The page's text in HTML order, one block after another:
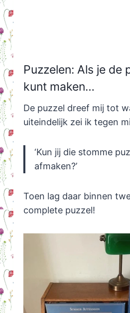
Puzzelen: Als je de
kunt maken…
De puzzel dreef mij tot
uiteindelijk zei ik tegen
‘Kun jij die stomme
afmaken?’
Toen lag daar binnen
complete puzzel!